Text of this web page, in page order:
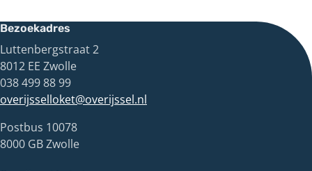
Bezoekadres
Luttenbergstraat 2
8012 EE Zwolle
038 499 88 99
overijsselloket@overijssel.nl
Postbus 10078
8000 GB Zwolle